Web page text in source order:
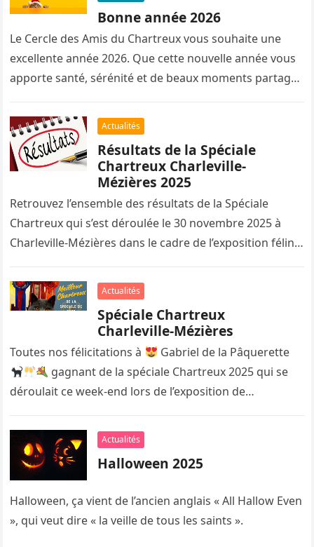
Bonne année 2026
Le Cercle des Amis du Chartreux vous souhaite une
excellente année 2026. Que cette nouvelle année vous
apporte santé, sérénité et de beaux moments partagés
Actualités
Résultats de la Spéciale
Chartreux Charleville-
Mézières 2025
Retrouvez l’ensemble des résultats de la Spéciale
Chartreux qui s’est déroulée le 30 novembre 2025 à
Charleville-Mézières dans le cadre de l’exposition féline
Actualités
Spéciale Chartreux
Charleville-Mézières
Toutes nos félicitations à
Gabriel de la Pâquerette
gagnant de la spéciale Chartreux 2025 qui se
déroulait ce week-end lors de l’exposition de
Actualités
Halloween 2025
Halloween, ça vient de l’ancien anglais « All Hallow Even
», qui veut dire « la veille de tous les saints ».